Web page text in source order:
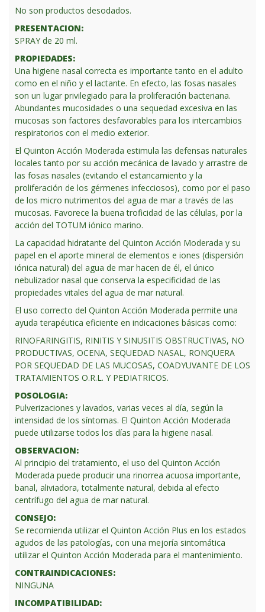
No son productos desodados.
PRESENTACION:
SPRAY de 20 ml.
PROPIEDADES:
Una higiene nasal correcta es importante tanto en el adulto
como en el niño y el lactante. En efecto, las fosas nasales
son un lugar privilegiado para la proliferación bacteriana.
Abundantes mucosidades o una sequedad excesiva en las
mucosas son factores desfavorables para los intercambios
respiratorios con el medio exterior.
El Quinton Acción Moderada estimula las defensas naturales
locales tanto por su acción mecánica de lavado y arrastre de
las fosas nasales (evitando el estancamiento y la
proliferación de los gérmenes infecciosos), como por el paso
de los micro nutrimentos del agua de mar a través de las
mucosas. Favorece la buena troficidad de las células, por la
acción del TOTUM iónico marino.
La capacidad hidratante del Quinton Acción Moderada y su
papel en el aporte mineral de elementos e iones (dispersión
iónica natural) del agua de mar hacen de él, el único
nebulizador nasal que conserva la especificidad de las
propiedades vitales del agua de mar natural.
El uso correcto del Quinton Acción Moderada permite una
ayuda terapéutica eficiente en indicaciones básicas como:
RINOFARINGITIS, RINITIS Y SINUSITIS OBSTRUCTIVAS, NO
PRODUCTIVAS, OCENA, SEQUEDAD NASAL, RONQUERA
POR SEQUEDAD DE LAS MUCOSAS, COADYUVANTE DE LOS
TRATAMIENTOS O.R.L. Y PEDIATRICOS.
POSOLOGIA:
Pulverizaciones y lavados, varias veces al día, según la
intensidad de los síntomas. El Quinton Acción Moderada
puede utilizarse todos los días para la higiene nasal.
OBSERVACION:
Al principio del tratamiento, el uso del Quinton Acción
Moderada puede producir una rinorrea acuosa importante,
banal, aliviadora, totalmente natural, debida al efecto
centrífugo del agua de mar natural.
CONSEJO:
Se recomienda utilizar el Quinton Acción Plus en los estados
agudos de las patologías, con una mejoría sintomática
utilizar el Quinton Acción Moderada para el mantenimiento.
CONTRAINDICACIONES:
NINGUNA
INCOMPATIBILIDAD: